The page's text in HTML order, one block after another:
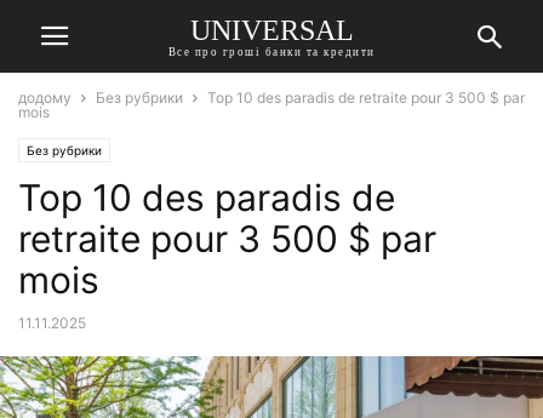
UNIVERSAL
Все про гроші банки та кредити
додому Без рубрики
Top 10 des paradis de retraite pour 3 500 $ par
mois
Без рубрики
Top 10 des paradis de
retraite pour 3 500 $ par
mois
11.11.2025